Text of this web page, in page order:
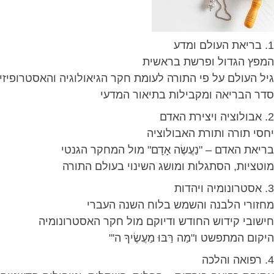
1. בריאת העולם ומדע
המפץ הגדול ופרשת בראשית
גיל העולם על פי התורה לעומת חקר הגיאולוגיה
סדר הבריאה ומקבילות בתיאור המדעי
2. אבולוציה ויצירת האדם
יחסי תורה ותורת האבולוציה
בריאת האדם – "נַעֲשֶׂה אָדָם" מול המחקר הגנטי
מוטציות, הסתגלות ומושג השינוי בעולם התורה
3. אסטרונומיה ויהדות
מחזורי הלבנה והשמש בלוח השנה העברי
חישובי קידוש החודש ודיוקם מול חקר האסטרונומיה
היקום המתפשט ו"מַה רַּבּוּ מַעֲשֶׂיךָ ה'"
4. רפואה והלכה